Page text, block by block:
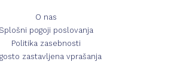
O nas
Splošni pogoji poslovanja
Politika zasebnosti
zastavljena vprašanja